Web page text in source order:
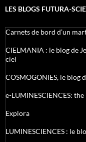
LES BLOGS FUTURA-
Carnets de bord d’un
CIELMANIA : le blog de
ciel
COSMOGONIES, le blog
e-LUMINESCIENCES:
Explora
LUMINESCIENCES : le